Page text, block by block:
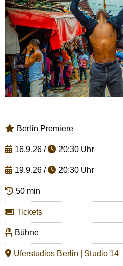
Berlin Premiere
16.9.26 / 20:30 Uhr
19.9.26 / 20:30 Uhr
50 min
Tickets
Bühne
Uferstudios Berlin | Studio 14